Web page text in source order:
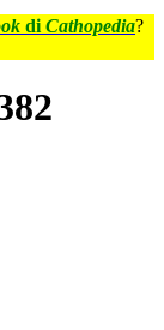
di Cathopedia?